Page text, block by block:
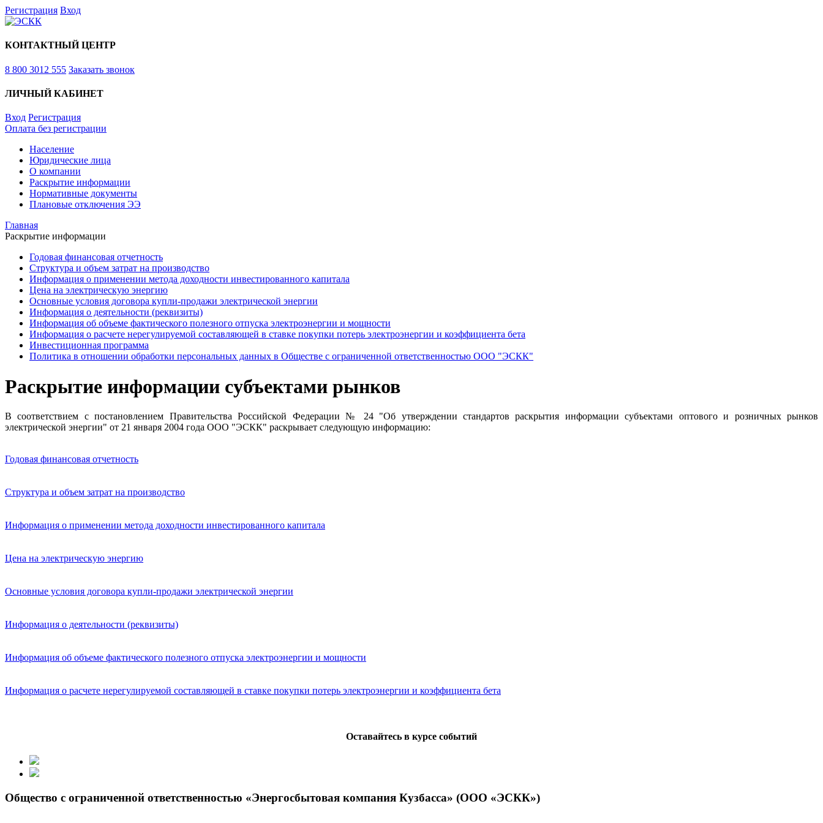
Регистрация Вход
КОНТАКТНЫЙ ЦЕНТР
8 800 3012 555 Заказать звонок
ЛИЧНЫЙ КАБИНЕТ
Вход Регистрация
Оплата без регистрации
Население
Юридические лица
О компании
Раскрытие информации
Нормативные документы
Плановые отключения ЭЭ
Главная
Раскрытие информации
Годовая финансовая отчетность
Структура и объем затрат на производство
Информация о применении метода доходности инвестированного капитала
Цена на электрическую энергию
Основные условия договора купли-продажи электрической энергии
Информация о деятельности (реквизиты)
Информация об объеме фактического полезного отпуска электроэнергии и мощности
Информация о расчете нерегулируемой составляющей в ставке покупки потерь электроэнергии и коэффициента бета
Инвестиционная программа
Политика в отношении обработки персональных данных в Обществе с ограниченной ответственностью ООО "ЭСКК"
Раскрытие информации субъектами рынков
В соответствием с постановлением Правительства Российской Федерации № 24 "Об утверждении стандартов раскрытия информации субъектами оптового и розничных рынков
электрической энергии" от 21 января 2004 года ООО "ЭСКК" раскрывает следующую информацию:
Годовая финансовая отчетность
Структура и объем затрат на производство
Информация о применении метода доходности инвестированного капитала
Цена на электрическую энергию
Основные условия договора купли-продажи электрической энергии
Информация о деятельности (реквизиты)
Информация об объеме фактического полезного отпуска электроэнергии и мощности
Информация о расчете нерегулируемой составляющей в ставке покупки потерь электроэнергии и коэффициента бета
Оставайтесь в курсе событий
Общество с ограниченной ответственностью «Энергосбытовая компания Кузбасса» (ООО «ЭСКК»)